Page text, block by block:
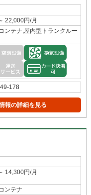
22,000円/月
ンテナ,屋内型トランクルー
178
報の詳細を見る
14,300円/月
ンテナ